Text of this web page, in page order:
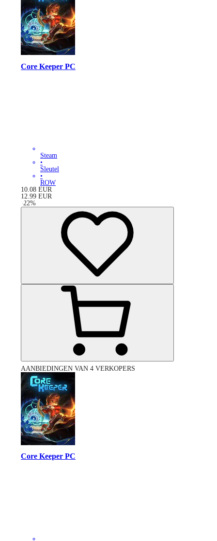
Core Keeper PC
Steam
•
Sleutel
•
ROW
10.08 EUR
12.99 EUR
-22%
AANBIEDINGEN VAN 4 VERKOPERS
Core Keeper PC